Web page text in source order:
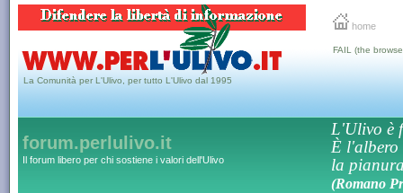
home
La Comunità per L'Ulivo, per tutto L'Ulivo dal 1995
FAIL (the
forum.perlulivo.it
Il forum libero per chi sostiene i valori dell'Ulivo
L'Ulivo è
È l'albero
la
(Romano